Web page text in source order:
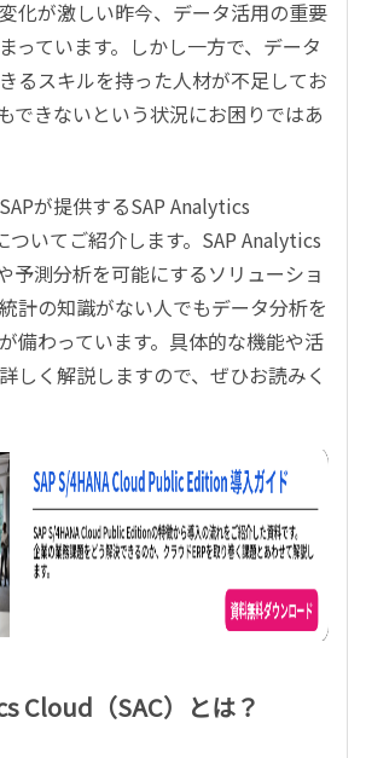
化が激しい昨今、データ活用の重要
っています。しかし一方で、データ
るスキルを持った人材が不足してお
できないという状況にお困りではあ
SAPが提供するSAP Analytics
ついてご紹介します。 SAP Analytics
予測分析を可能にするソリューショ
計の知識がない人でもデータ分析を
備わっています。具体的な機能や活
しく解説しますので、ぜひお読みく
Cloud （SAC）とは？